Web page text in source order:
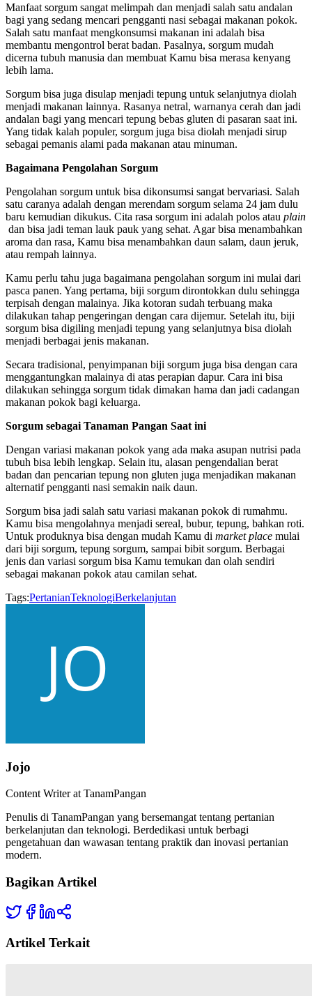
Manfaat sorgum sangat melimpah dan menjadi salah satu andalan
bagi yang sedang mencari pengganti nasi sebagai makanan pokok.
Salah satu manfaat mengkonsumsi makanan ini adalah bisa
membantu mengontrol berat badan. Pasalnya, sorgum mudah
dicerna tubuh manusia dan membuat Kamu bisa merasa kenyang
lebih lama.
Sorgum bisa juga disulap menjadi tepung untuk selanjutnya diolah
menjadi makanan lainnya. Rasanya netral, warnanya cerah dan jadi
andalan bagi yang mencari tepung bebas gluten di pasaran saat ini.
Yang tidak kalah populer, sorgum juga bisa diolah menjadi sirup
sebagai pemanis alami pada makanan atau minuman.
Bagaimana Pengolahan Sorgum
Pengolahan sorgum untuk bisa dikonsumsi sangat bervariasi. Salah
satu caranya adalah dengan merendam sorgum selama 24 jam dulu
baru kemudian dikukus. Cita rasa sorgum ini adalah polos atau plain
dan bisa jadi teman lauk pauk yang sehat. Agar bisa menambahkan
aroma dan rasa, Kamu bisa menambahkan daun salam, daun jeruk,
atau rempah lainnya.
Kamu perlu tahu juga bagaimana pengolahan sorgum ini mulai dari
pasca panen. Yang pertama, biji sorgum dirontokkan dulu sehingga
terpisah dengan malainya. Jika kotoran sudah terbuang maka
dilakukan tahap pengeringan dengan cara dijemur. Setelah itu, biji
sorgum bisa digiling menjadi tepung yang selanjutnya bisa diolah
menjadi berbagai jenis makanan.
Secara tradisional, penyimpanan biji sorgum juga bisa dengan cara
menggantungkan malainya di atas perapian dapur. Cara ini bisa
dilakukan sehingga sorgum tidak dimakan hama dan jadi cadangan
makanan pokok bagi keluarga.
Sorgum sebagai Tanaman Pangan Saat ini
Dengan variasi makanan pokok yang ada maka asupan nutrisi pada
tubuh bisa lebih lengkap. Selain itu, alasan pengendalian berat
badan dan pencarian tepung non gluten juga menjadikan makanan
alternatif pengganti nasi semakin naik daun.
Sorgum bisa jadi salah satu variasi makanan pokok di rumahmu.
Kamu bisa mengolahnya menjadi sereal, bubur, tepung, bahkan roti.
Untuk produknya bisa dengan mudah Kamu di market place mulai
dari biji sorgum, tepung sorgum, sampai bibit sorgum. Berbagai
jenis dan variasi sorgum bisa Kamu temukan dan olah sendiri
sebagai makanan pokok atau camilan sehat.
Tags:PertanianTeknologiBerkelanjutan
Jojo
Content Writer at TanamPangan
Penulis di TanamPangan yang bersemangat tentang pertanian
berkelanjutan dan teknologi. Berdedikasi untuk berbagi
pengetahuan dan wawasan tentang praktik dan inovasi pertanian
modern.
Bagikan Artikel
Artikel Terkait